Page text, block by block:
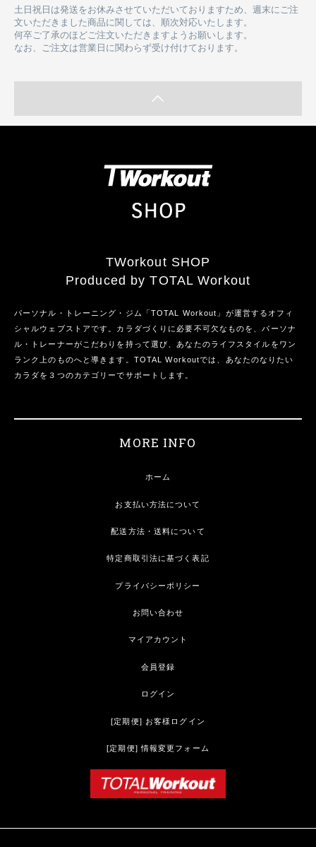
土日祝日は発送をお休みさせていただいておりますため、週末にご注
文いただきました商品に関しては、順次対応いたします。
何卒ご了承のほどご注文いただきますようお願いします。
なお、ご注文は営業日に関わらず受け付けております。
TWorkout SHOP
Produced by TOTAL Workout
パーソナル・トレーニング・ジム「TOTAL Workout」が運営するオフィ
シャルウェブストアです。カラダづくりに必要不可欠なものを、パーソナ
ル・トレーナーがこだわりを持って選び、あなたのライフスタイルをワン
ランク上のものへと導きます。TOTAL Workoutでは、あなたのなりたい
カラダを３つのカテゴリーでサポートします。
MORE INFO
ホーム
お支払い方法について
配送方法・送料について
特定商取引法に基づく表記
プライバシーポリシー
お問い合わせ
マイアカウント
会員登録
ログイン
[定期便] お客様ログイン
[定期便] 情報変更フォーム